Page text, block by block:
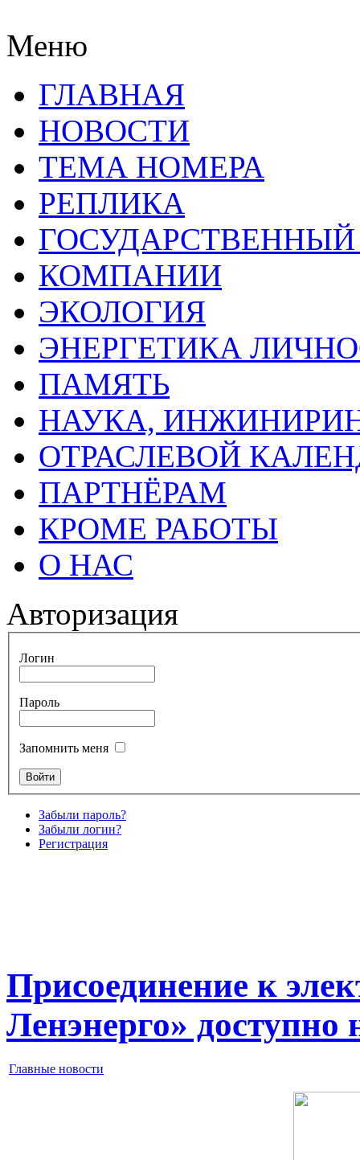
Меню
ГЛАВНАЯ
НОВОСТИ
ТЕМА НОМЕРА
РЕПЛИКА
КОМПАНИИ
ЭКОЛОГИЯ
ЭНЕРГЕТИКА
ПАМЯТЬ
НАУКА,
ОТРАСЛЕВОЙ
ПАРТНЁРАМ
КРОМЕ РАБОТЫ
О НАС
Авторизация
Логин
Пароль
Запомнить меня
Забыли пароль?
Забыли логин?
Регистрация
Присоединение к
Ленэнерго»
Главные новости